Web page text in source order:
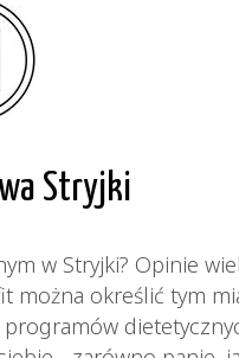
Stryjki
w Stryjki? Opinie
można określić tym